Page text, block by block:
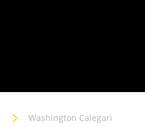
5 Washington Calegari